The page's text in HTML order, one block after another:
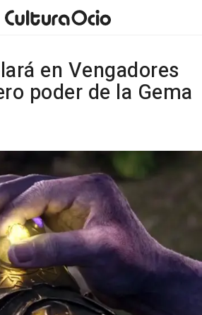
en Vengadores
poder de la Gema